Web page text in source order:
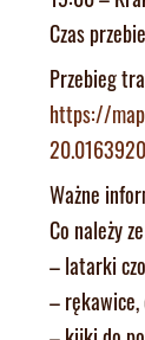
Czas
Przebieg
https://
Ważne
Co należy
– latarki
– rękawice,